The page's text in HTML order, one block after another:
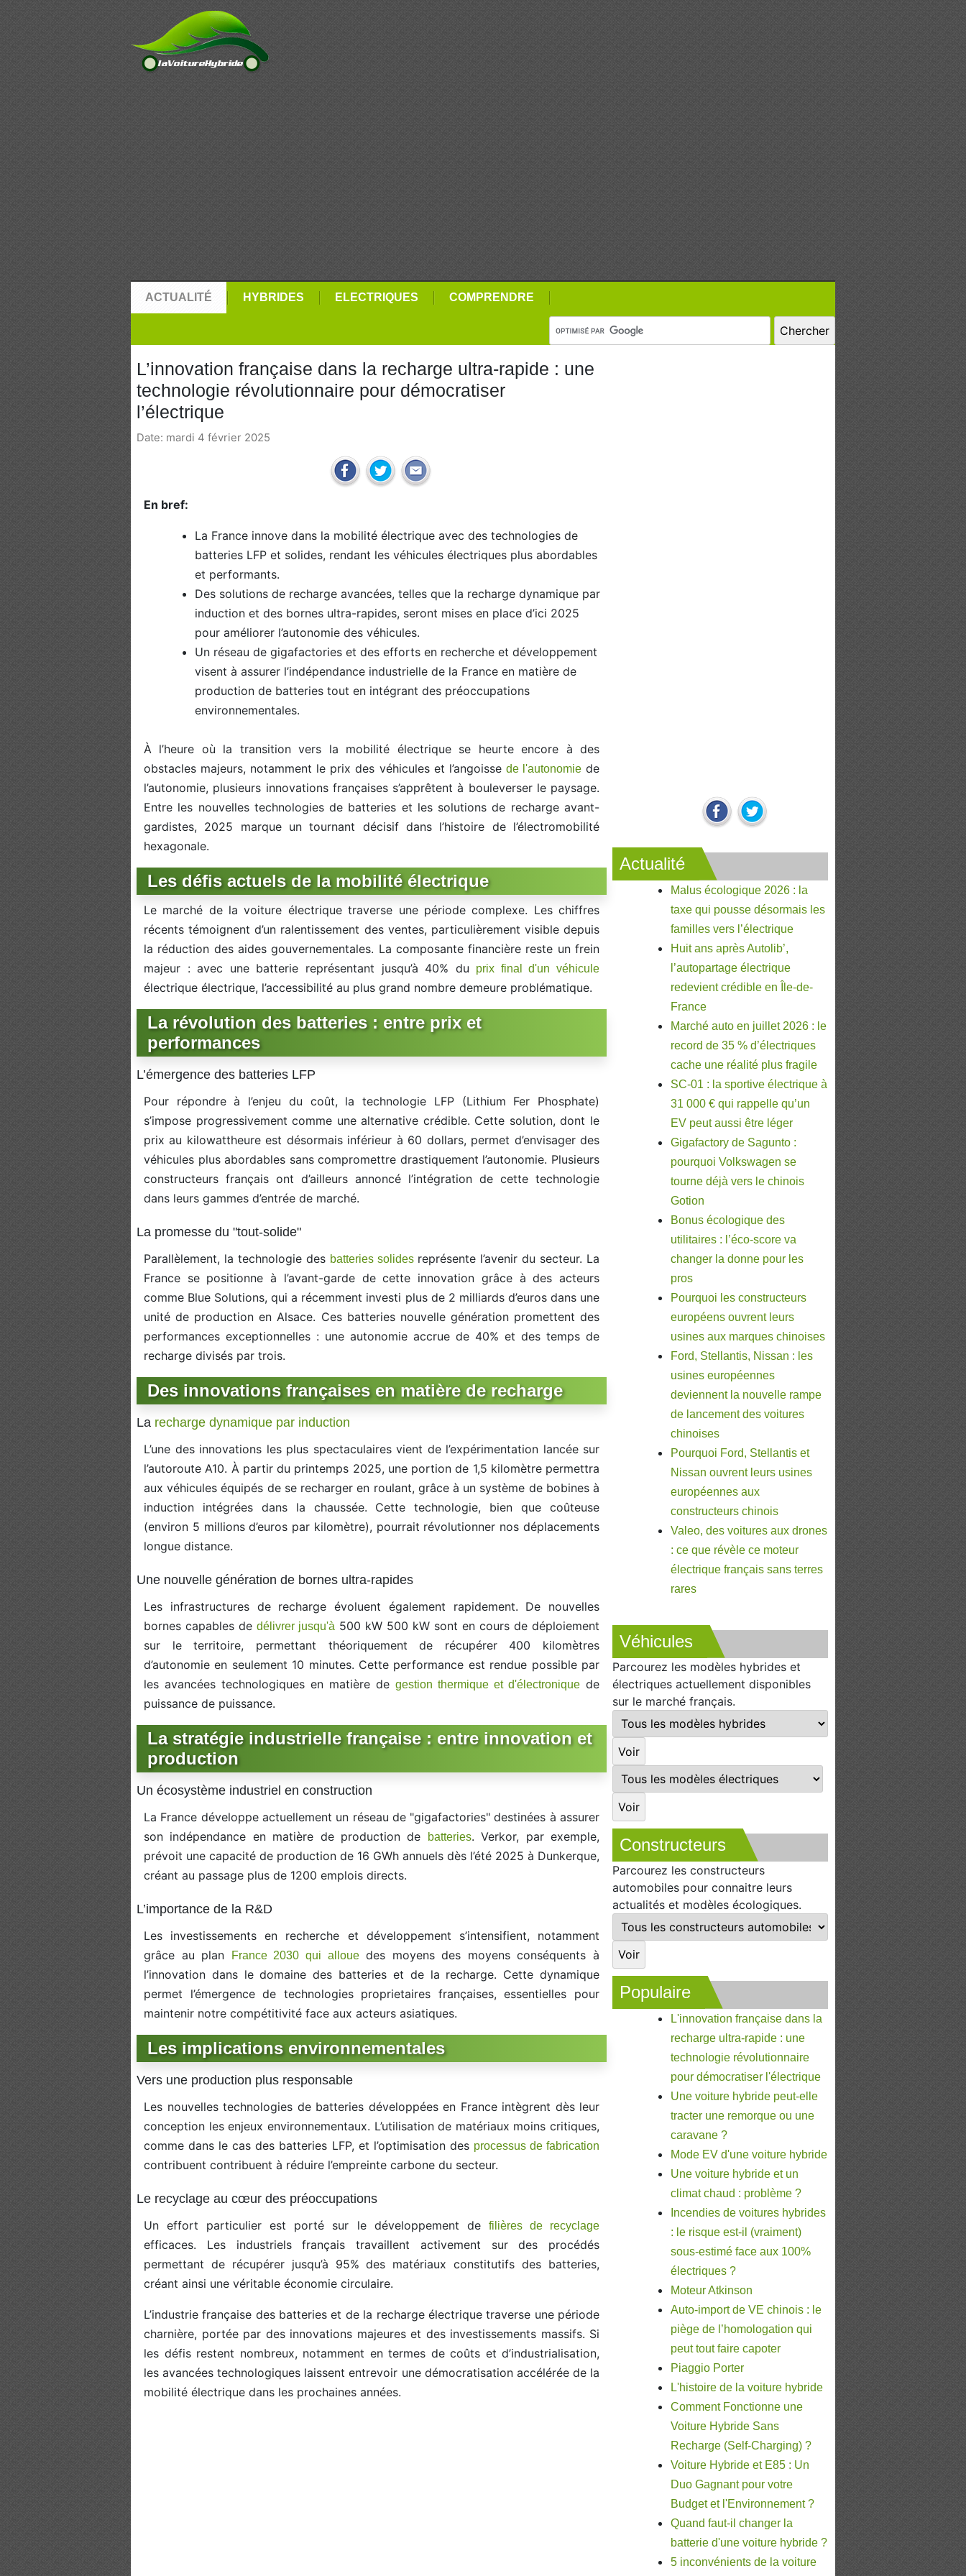
ACTUALITÉ HYBRIDES ELECTRIQUES COMPRENDRE
L’innovation française dans la recharge ultra-rapide : une
technologie révolutionnaire pour démocratiser
l’électrique
Date: mardi 4 février 2025
En bref:
La France innove dans la mobilité électrique avec des technologies de
batteries LFP et solides, rendant les véhicules électriques plus abordables
et performants.
Des solutions de recharge avancées, telles que la recharge dynamique par
induction et des bornes ultra-rapides, seront mises en place d’ici 2025
pour améliorer l’autonomie des véhicules.
Un réseau de gigafactories et des efforts en recherche et développement
visent à assurer l’indépendance industrielle de la France en matière de
production de batteries tout en intégrant des préoccupations
environnementales.
À l’heure où la transition vers la mobilité électrique se heurte encore à des
obstacles majeurs, notamment le prix des véhicules et l’angoisse de l'autonomiede
l’autonomie, plusieurs innovations françaises s’apprêtent à bouleverser le paysage.
Entre les nouvelles technologies de batteries et les solutions de recharge avant-
gardistes, 2025 marque un tournant décisif dans l’histoire de l’électromobilité
hexagonale.
Les défis actuels de la mobilité électrique
Le marché de la voiture électrique traverse une période complexe. Les chiffres
récents témoignent d’un ralentissement des ventes, particulièrement visible depuis
la réduction des aides gouvernementales. La composante financière reste un frein
majeur : avec une batterie représentant jusqu’à 40% du
prix final d'un véhicule
électrique électrique, l’accessibilité au plus grand nombre demeure problématique.
La révolution des batteries : entre prix et
performances
L’émergence des batteries LFP
Pour répondre à l’enjeu du coût, la technologie LFP (Lithium Fer Phosphate)
s’impose progressivement comme une alternative crédible. Cette solution, dont le
prix au kilowattheure est désormais inférieur à 60 dollars, permet d’envisager des
véhicules plus abordables sans compromettre drastiquement l’autonomie. Plusieurs
constructeurs français ont d’ailleurs annoncé l’intégration de cette technologie
dans leurs gammes d’entrée de marché.
La promesse du "tout-solide"
Parallèlement, la technologie des batteries solidesreprésente l’avenir du secteur. La
France se positionne à l’avant-garde de cette innovation grâce à des acteurs
comme Blue Solutions, qui a récemment investi plus de 2 milliards d’euros dans une
unité de production en Alsace. Ces batteries nouvelle génération promettent des
performances exceptionnelles : une autonomie accrue de 40% et des temps de
recharge divisés par trois.
Des innovations françaises en matière de recharge
La recharge dynamique par induction
L’une des innovations les plus spectaculaires vient de l’expérimentation lancée sur
l’autoroute A10. À partir du printemps 2025, une portion de 1,5 kilomètre permettra
aux véhicules équipés de se recharger en roulant, grâce à un système de bobines à
induction intégrées dans la chaussée. Cette technologie, bien que coûteuse
(environ 5 millions d’euros par kilomètre), pourrait révolutionner nos déplacements
longue distance.
Une nouvelle génération de bornes ultra-rapides
Les infrastructures de recharge évoluent également rapidement. De nouvelles
bornes capables de délivrer jusqu'à 500 kW 500 kW sont en cours de déploiement
sur le territoire, permettant théoriquement de récupérer 400 kilomètres
d’autonomie en seulement 10 minutes. Cette performance est rendue possible par
les avancées technologiques en matière de gestion thermique et d'électronique de
puissance de puissance.
La stratégie industrielle française : entre innovation et
production
Un écosystème industriel en construction
La France développe actuellement un réseau de "gigafactories" destinées à assurer
son indépendance en matière de production de
batteries. Verkor, par exemple,
prévoit une capacité de production de 16 GWh annuels dès l’été 2025 à Dunkerque,
créant au passage plus de 1200 emplois directs.
L’importance de la R&D
Les investissements en recherche et développement s’intensifient, notamment
grâce au plan
France 2030 qui allouedes moyens des moyens conséquents à
l’innovation dans le domaine des batteries et de la recharge. Cette dynamique
permet l’émergence de technologies proprietaires françaises, essentielles pour
maintenir notre compétitivité face aux acteurs asiatiques.
Les implications environnementales
Vers une production plus responsable
Les nouvelles technologies de batteries développées en France intègrent dès leur
conception les enjeux environnementaux. L’utilisation de matériaux moins critiques,
comme dans le cas des batteries LFP, et l’optimisation des processus de fabrication
contribuent contribuent à réduire l’empreinte carbone du secteur.
Le recyclage au cœur des préoccupations
Un effort particulier est porté sur le développement de filières de recyclage
efficaces. Les industriels français travaillent activement sur des procédés
permettant de récupérer jusqu’à 95% des matériaux constitutifs des batteries,
créant ainsi une véritable économie circulaire.
L’industrie française des batteries et de la recharge électrique traverse une période
charnière, portée par des innovations majeures et des investissements massifs. Si
les défis restent nombreux, notamment en termes de coûts et d’industrialisation,
les avancées technologiques laissent entrevoir une démocratisation accélérée de la
mobilité électrique dans les prochaines années.
Actualité
Malus écologique 2026 : la
taxe qui pousse désormais les
familles vers l’électrique
Huit ans après Autolib’,
l’autopartage électrique
redevient crédible en Île-de-
France
Marché auto en juillet 2026 : le
record de 35 % d’électriques
cache une réalité plus fragile
SC-01 : la sportive électrique à
31 000 € qui rappelle qu’un
EV peut aussi être léger
Gigafactory de Sagunto :
pourquoi Volkswagen se
tourne déjà vers le chinois
Gotion
Bonus écologique des
utilitaires : l’éco-score va
changer la donne pour les
pros
Pourquoi les constructeurs
européens ouvrent leurs
usines aux marques chinoises
Ford, Stellantis, Nissan : les
usines européennes
deviennent la nouvelle rampe
de lancement des voitures
chinoises
Pourquoi Ford, Stellantis et
Nissan ouvrent leurs usines
européennes aux
constructeurs chinois
Valeo, des voitures aux drones
: ce que révèle ce moteur
électrique français sans terres
rares
Véhicules
Parcourez les modèles hybrides et
électriques actuellement disponibles
sur le marché français.
Constructeurs
Parcourez les constructeurs
automobiles pour connaitre leurs
actualités et modèles écologiques.
Populaire
L'innovation française dans la
recharge ultra-rapide : une
technologie révolutionnaire
pour démocratiser l'électrique
Une voiture hybride peut-elle
tracter une remorque ou une
caravane ?
Mode EV d'une voiture hybride
Une voiture hybride et un
climat chaud : problème ?
Incendies de voitures hybrides
: le risque est-il (vraiment)
sous-estimé face aux 100%
électriques ?
Moteur Atkinson
Auto-import de VE chinois : le
piège de l’homologation qui
peut tout faire capoter
Piaggio Porter
L'histoire de la voiture hybride
Comment Fonctionne une
Voiture Hybride Sans
Recharge (Self-Charging) ?
Voiture Hybride et E85 : Un
Duo Gagnant pour votre
Budget et l'Environnement ?
Quand faut-il changer la
batterie d'une voiture hybride ?
5 inconvénients de la voiture